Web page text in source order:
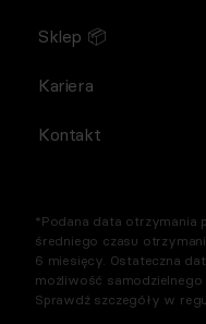
Sklep 📦
Kariera
Kontakt
*Podana data otrzymania
średniego czasu
6 miesięcy. Ostateczna
możliwość
Sprawdź szczegóły w